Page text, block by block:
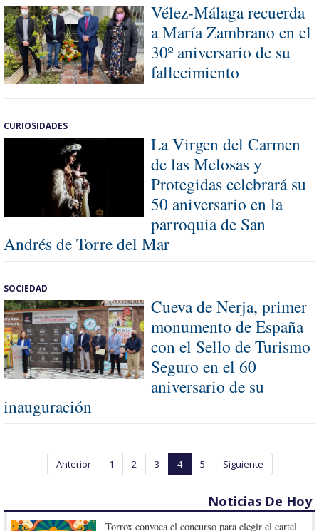
Vélez-Málaga recuerda
a María Zambrano en el
30º aniversario de su
fallecimiento
CURIOSIDADES
La Virgen del Carmen
de las Melosas y
Protegidas celebrará su
50 aniversario en la
parroquia de San
Andrés de Torre del Mar
SOCIEDAD
Cueva de Nerja, primer
monumento de España
con el Sello de Turismo
Seguro en el 60
aniversario de su
inauguración
Anterior 1 2 3 4 5 Siguiente
Noticias De Hoy
Torrox convoca el concurso para elegir el cartel